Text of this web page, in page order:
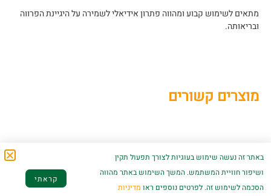
מתאים לשימוש קבוע ומהווה פתרון אידיאלי לשמירה על היגיינת הפרווה
ובריאותה.
מוצרים קשורים
באתר זה נעשה שימוש בעוגיות לצורך תפעול תקין
ושיפור חוויית המשתמש. המשך השימוש באתר מהווה
הסכמה לשימוש זה. לפרטים נוספים ראו מדיניות
קראתי